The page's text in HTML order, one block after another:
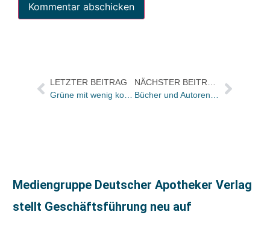
LETZTER BEITRAG
Grüne mit wenig konkreter Position
Mediengruppe Deutscher Apotheker Verlag
stellt Geschäftsführung neu auf